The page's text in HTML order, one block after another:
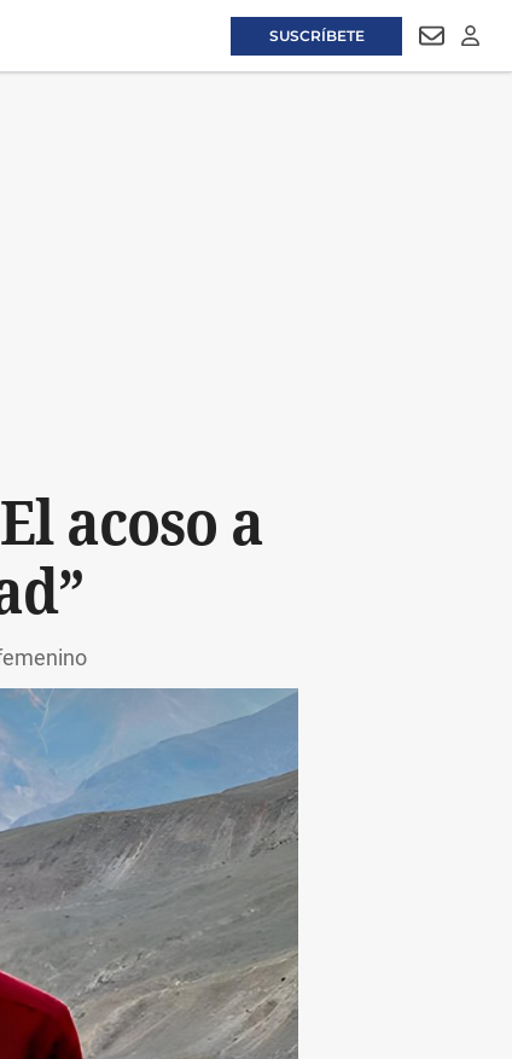
SUSCRÍBETE
acoso a